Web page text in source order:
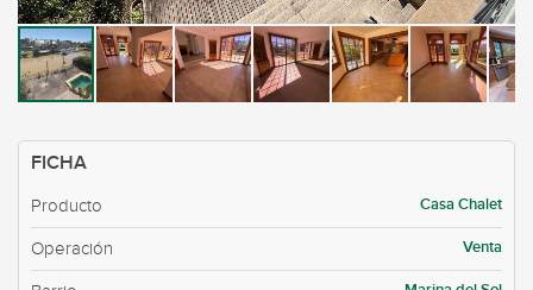
FICHA
Producto Casa Chalet
Operación Venta